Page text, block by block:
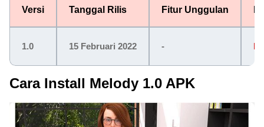
Versi Tanggal Rilis Fitur Unggulan
1.0 15 Februari 2022 -
Cara Install Melody 1.0 APK